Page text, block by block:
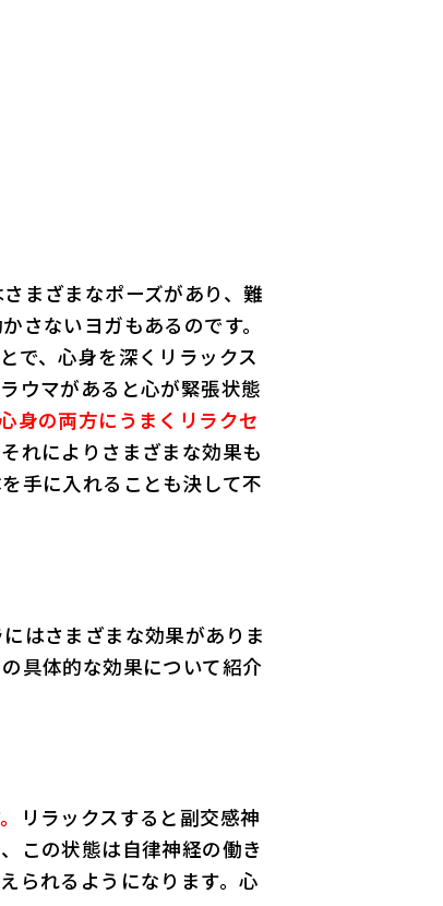
まざまなポーズがあり、難
さないヨガもあるのです。
で、心身を深くリラックス
ウマがあると心が緊張状態
身の両方にうまくリラクセ
れによりさまざまな効果も
手に入れることも決して不
はさまざまな効果がありま
具体的な効果について紹介
リラックスすると副交感神
この状態は自律神経の働き
られるようになります。心